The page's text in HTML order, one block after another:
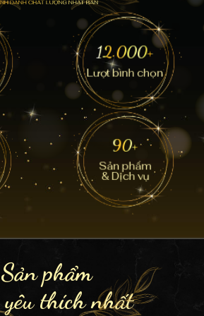
12.000+
Lượt bình chọn
90+
Sản phẩm
& Dịch vụ
Sản phẩm
yêu thích nhất